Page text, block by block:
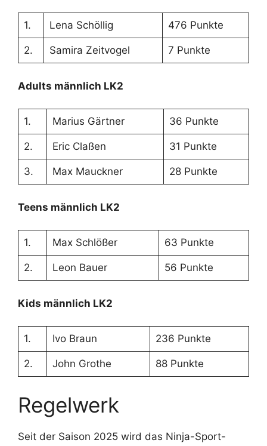
1. Lena Schöllig 476 Punkte
2. Samira Zeitvogel 7 Punkte
Adults männlich LK2
1. Marius Gärtner 36 Punkte
2. Eric Claßen 31 Punkte
3. Max Mauckner 28 Punkte
Teens männlich LK2
1. Max Schlößer 63 Punkte
2. Leon Bauer 56 Punkte
Kids männlich LK2
1. Ivo Braun 236 Punkte
2. John Grothe 88 Punkte
Regelwerk
Seit der Saison 2025 wird das Ninja-Sport-